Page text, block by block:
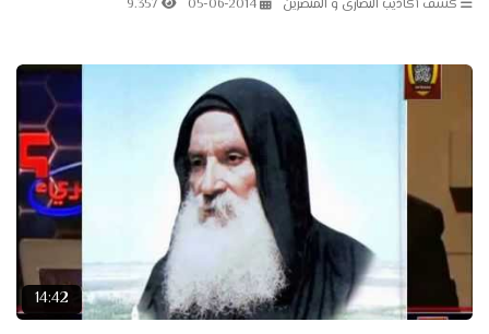
كشف أكاذيب النصارى و المنصرين 05-06-2014
9.357
14:42